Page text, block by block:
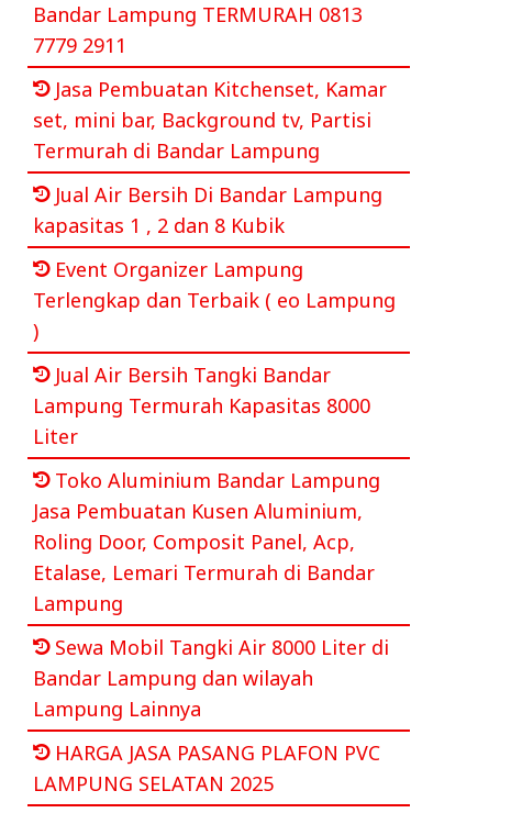
Bandar Lampung TERMURAH 0813
7779 2911
Jasa Pembuatan Kitchenset, Kamar
set, mini bar, Background tv, Partisi
Termurah di Bandar Lampung
Jual Air Bersih Di Bandar Lampung
kapasitas 1 , 2 dan 8 Kubik
Event Organizer Lampung
Terlengkap dan Terbaik ( eo Lampung
)
Jual Air Bersih Tangki Bandar
Lampung Termurah Kapasitas 8000
Liter
Toko Aluminium Bandar Lampung
Jasa Pembuatan Kusen Aluminium,
Roling Door, Composit Panel, Acp,
Etalase, Lemari Termurah di Bandar
Lampung
Sewa Mobil Tangki Air 8000 Liter di
Bandar Lampung dan wilayah
Lampung Lainnya
HARGA JASA PASANG PLAFON PVC
LAMPUNG SELATAN 2025